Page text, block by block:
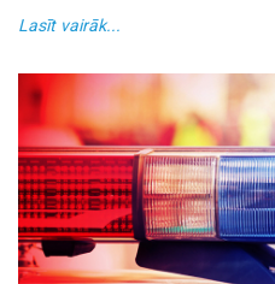
Lasīt vairāk...